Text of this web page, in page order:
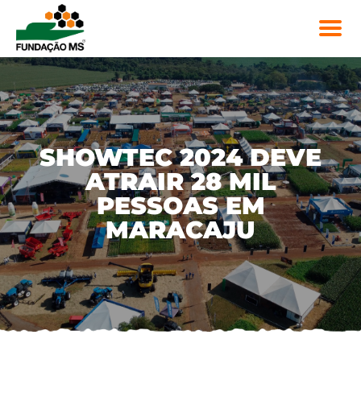
SHOWTEC 2024 DEVE
ATRAIR 28 MIL
PESSOAS EM
MARACAJU